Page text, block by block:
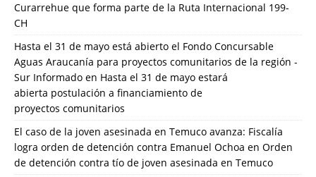
Curarrehue que forma parte de la Ruta Internacional 199-
CH
Hasta el 31 de mayo está abierto el Fondo Concursable
Aguas Araucanía para proyectos comunitarios de la región -
Sur Informado en Hasta el 31 de mayo estará
abierta postulación a financiamiento de
proyectos comunitarios
El caso de la joven asesinada en Temuco avanza: Fiscalía
logra orden de detención contra Emanuel Ochoa en Orden
de detención contra tío de joven asesinada en Temuco